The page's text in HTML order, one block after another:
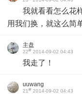
我就看看怎么花
用我们换，就这么简
主盘
22# 2014-09-02 04:43
我走了！
uuwang
21# 2014-09-02 04:43